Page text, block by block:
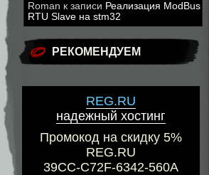
Roman к записи Реализация ModBus
RTU Slave на stm32
РЕКОМЕНДУЕМ
REG.RU
надежный хостинг
Промокод на скидку 5%
REG.RU
39CC-C72F-6342-560A